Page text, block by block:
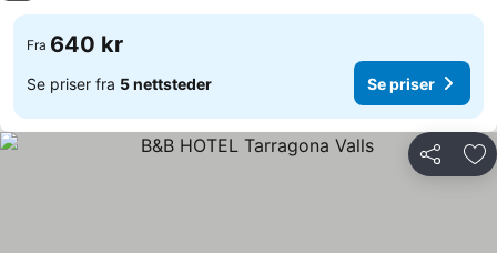
Fra 640 kr
Se priser fra 5 nettsteder Se priser
Del